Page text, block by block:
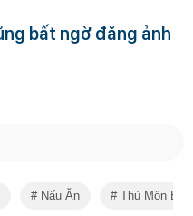
bất ngờ đăng ảnh
Nấu Ăn Thủ Môn Bùi